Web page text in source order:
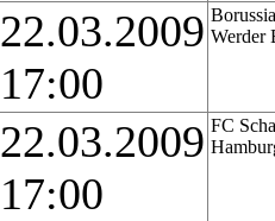
22.03.2009
17:00
Werder
22.03.2009
17:00
FC